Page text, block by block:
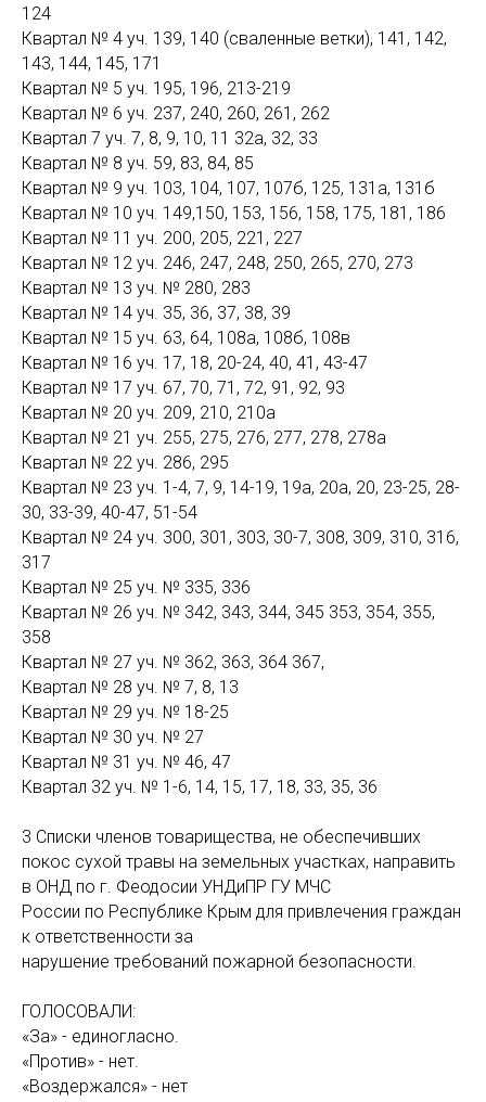
124
Квартал № 4 уч. 139, 140 (сваленные ветки), 141, 142,
143, 144, 145, 171
Квартал № 5 уч. 195, 196, 213-219
Квартал № 6 уч. 237, 240, 260, 261, 262
Квартал 7 уч. 7, 8, 9, 10, 11 32а, 32, 33
Квартал № 8 уч. 59, 83, 84, 85
Квартал № 9 уч. 103, 104, 107, 107б, 125, 131а, 131б
Квартал № 10 уч. 149,150, 153, 156, 158, 175, 181, 186
Квартал № 11 уч. 200, 205, 221, 227
Квартал № 12 уч. 246, 247, 248, 250, 265, 270, 273
Квартал № 13 уч. № 280, 283
Квартал № 14 уч. 35, 36, 37, 38, 39
Квартал № 15 уч. 63, 64, 108а, 108б, 108в
Квартал № 16 уч. 17, 18, 20-24, 40, 41, 43-47
Квартал № 17 уч. 67, 70, 71, 72, 91, 92, 93
Квартал № 20 уч. 209, 210, 210а
Квартал № 21 уч. 255, 275, 276, 277, 278, 278а
Квартал № 22 уч. 286, 295
Квартал № 23 уч. 1-4, 7, 9, 14-19, 19а, 20а, 20, 23-25, 28-
30, 33-39, 40-47, 51-54
Квартал № 24 уч. 300, 301, 303, 30-7, 308, 309, 310, 316,
317
Квартал № 25 уч. № 335, 336
Квартал № 26 уч. № 342, 343, 344, 345 353, 354, 355,
358
Квартал № 27 уч. № 362, 363, 364 367,
Квартал № 28 уч. № 7, 8, 13
Квартал № 29 уч. № 18-25
Квартал № 30 уч. № 27
Квартал № 31 уч. № 46, 47
Квартал 32 уч. № 1-6, 14, 15, 17, 18, 33, 35, 36
3 Списки членов товарищества, не обеспечивших
покос сухой травы на земельных участках, направить
в ОНД по г. Феодосии УНДиПР ГУ МЧС
России по Республике Крым для привлечения граждан
к ответственности за
нарушение требований пожарной безопасности.
ГОЛОСОВАЛИ:
«За» - единогласно.
«Против» - нет.
«Воздержался» - нет